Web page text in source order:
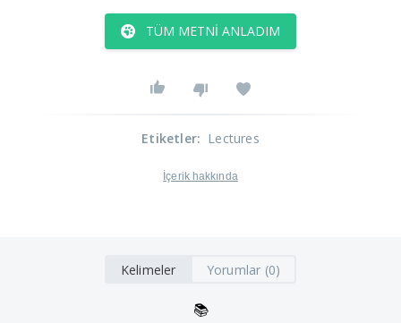
TÜM METNI ANLADIM
Etiketler: Lectures
İçerik hakkında
Kelimeler Yorumlar (0)
📚